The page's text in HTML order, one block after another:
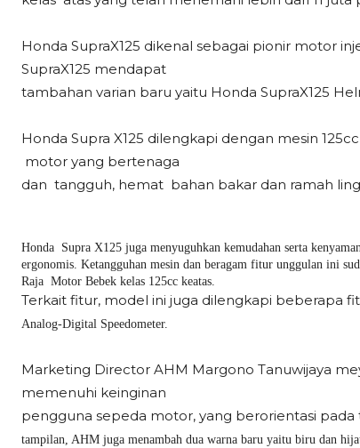
Honda SupraX125 dikenal sebagai pionir motor
SupraX125 mendapat
tambahan varian baru yaitu Honda SupraX125
Honda Supra X125 dilengkapi dengan mesin
motor yang bertenaga
dan tangguh, hemat bahan bakar dan ramah
Honda Supra X125 juga menyuguhkan kemudahan serta
ergonomis. Ketangguhan mesin dan beragam fitur unggulan ini
Raja Motor Bebek kelas 125cc keatas.
Terkait fitur, model ini juga dilengkapi beberapa
Analog-Digital Speedometer.
Marketing Director AHM Margono Tanuwijaya
memenuhi keinginan
pengguna sepeda motor, yang berorientasi
tampilan, AHM juga menambah dua warna baru yaitu biru dan